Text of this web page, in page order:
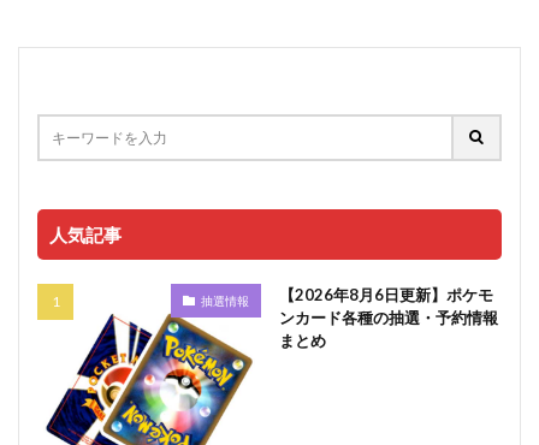
人気記事
抽選情報
【2026年8月6日更新】ポケモ
ンカード各種の抽選・予約情報
まとめ